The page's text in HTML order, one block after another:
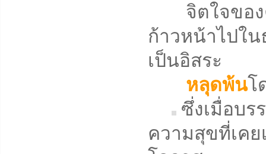
จิตใจของ
ก้าวหน้าไปใน
เป็นอิสระ
หลุดพ้นโ
ซึ่งเมื่อบร
ความสุขที่เค